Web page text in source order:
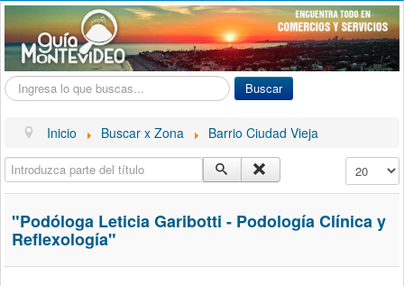
Buscar... Buscar
Inicio Buscar x Zona Barrio Ciudad Vieja
Introduzca parte del título Cantidad
"Podóloga Leticia Garibotti - Podología Clínica y
Reflexología"